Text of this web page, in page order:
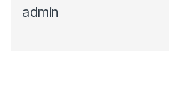
admin